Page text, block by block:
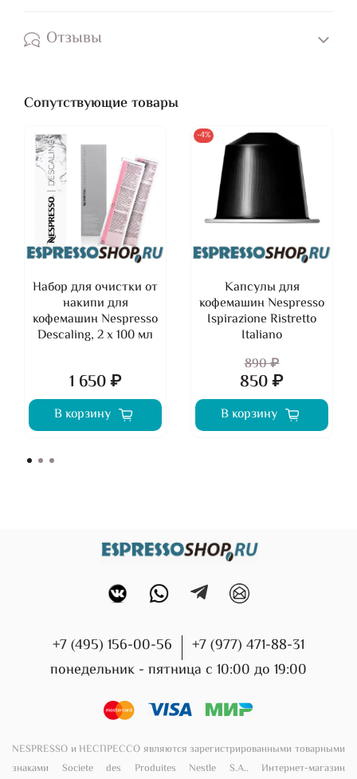
Отзывы
Сопутствующие товары
Набор для очистки от
накипи для
кофемашин Nespresso
Descaling, 2 х 100 мл
1 650 ₽
В корзину
-4%
Капсулы для
кофемашин Nespresso
Ispirazione Ristretto
Italiano
890 ₽
850 ₽
В корзину
+7 (495) 156-00-56
+7 (977) 471-88-31
понедельник - пятница с 10:00 до 19:00
NESPRESSO и НЕСПРЕССО являются зарегистрированными товарными
знаками Societe des Produites Nestle S.A.. Интернет-магазин